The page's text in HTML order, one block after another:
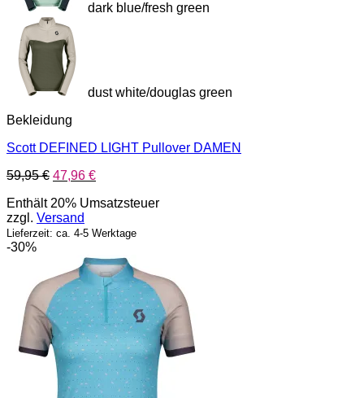
dark blue/fresh green
dust white/douglas green
Bekleidung
Scott DEFINED LIGHT Pullover DAMEN
59,95€ Ursprünglicher
war:
59,95 €
47,96 €Aktueller
ist:
Enthält 20% Umsatzsteuer
zzgl. Versand
Lieferzeit: ca. 4-5 Werktage
-30%